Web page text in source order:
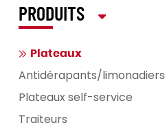
PRODUITS
Plateaux
Antidérapants/limonadiers
Plateaux self-service
Traiteurs